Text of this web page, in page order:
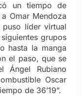
un tiempo de
Omar Mendoza
líder virtual
grupos
hasta la manga
el paso, que se
Ángel Rubiano
Oscar
de 36’19”.